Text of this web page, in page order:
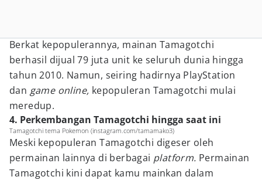
Berkat kepopulerannya, mainan Tamagotchi
berhasil dijual 79 juta unit ke seluruh dunia hingga
tahun 2010. Namun, seiring hadirnya PlayStation
dan game online, kepopuleran Tamagotchi mulai
meredup.
4. Perkembangan Tamagotchi hingga saat ini
Tamagotchi tema Pokemon (instagram.com/tamamako3)
Meski kepopuleran Tamagotchi digeser oleh
permainan lainnya di berbagai platform. Permainan
Tamagotchi kini dapat kamu mainkan dalam